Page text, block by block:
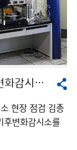
김종석 기상청장, 안면도 기후변화감시소 현장 점검
현장 점검 김종
변화감시소를